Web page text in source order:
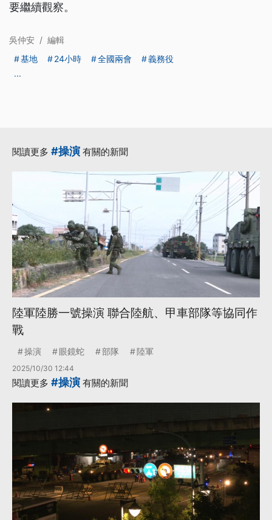
要繼續觀察。
吳仲安 / 編輯
基地
24小時 全國兩會
義務役
...
閱讀更多 #操演 有關的新聞
陸軍陸勝一號操演 聯合陸航、甲車部隊等協同作
戰
操演 眼鏡蛇 部隊 陸軍
2025/10/30 12:44
閱讀更多 #操演 有關的新聞